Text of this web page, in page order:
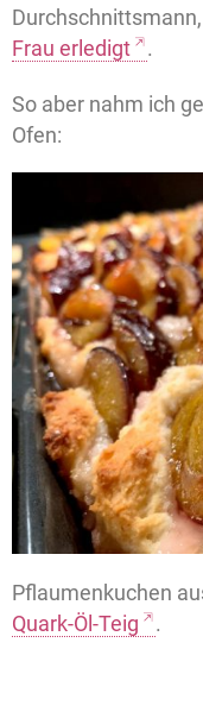
Durchschnittsmann,
Frau erledigt
.
So aber nahm ich
Ofen:
Pflaumenkuchen
Quark-Öl-Teig
.